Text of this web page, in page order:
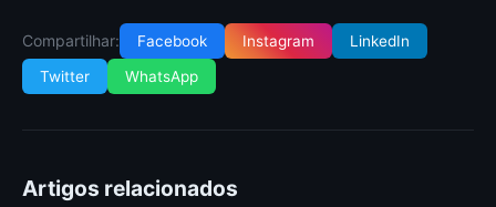
Compartilhar: Facebook Instagram
LinkedIn
Twitter
WhatsApp
Artigos relacionados